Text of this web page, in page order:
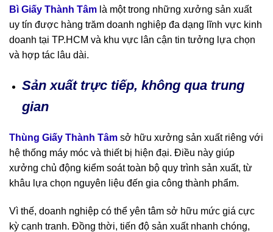
Bì Giấy Thành Tâm là một trong những xưởng sản xuất
uy tín được hàng trăm doanh nghiệp đa dạng lĩnh vực kinh
doanh tại TP.HCM và khu vực lân cận tin tưởng lựa chọn
và hợp tác lâu dài.
Sản xuất trực tiếp, không qua trung
gian
Thùng Giấy Thành Tâm sở hữu xưởng sản xuất riêng với
hệ thống máy móc và thiết bị hiện đại. Điều này giúp
xưởng chủ động kiểm soát toàn bộ quy trình sản xuất, từ
khâu lựa chọn nguyên liệu đến gia công thành phẩm.
Vì thế, doanh nghiệp có thể yên tâm sở hữu mức giá cực
kỳ cạnh tranh. Đồng thời, tiến độ sản xuất nhanh chóng,